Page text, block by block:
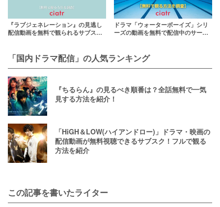
『ラブジェネレーション』の見逃し
配信動画を無料で観られるサブスク
ドラマ「ウォーターボーイズ」シリ
ーズの動画を無料で配信中のサービ
「国内ドラマ配信」の人気ランキング
『ちるらん』の見るべき順番は？全話無料で一気
見する方法を紹介！
「HiGH＆LOW(ハイアンドロー)」ドラマ・映画の
配信動画が無料視聴できるサブスク！フルで観る
方法を紹介
この記事を書いたライター